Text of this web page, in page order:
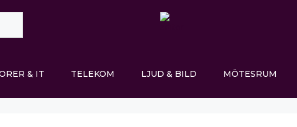
& IT TELEKOM LJUD & BILD MÖTESRUM